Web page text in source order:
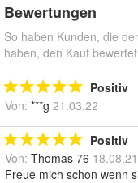
Bewertungen
So haben Kunden, die
haben, den Kauf
Positiv
Von: ***g 21.03.22
Positiv
Von: Thomas 76 18.08.21
Freue mich schon wenn